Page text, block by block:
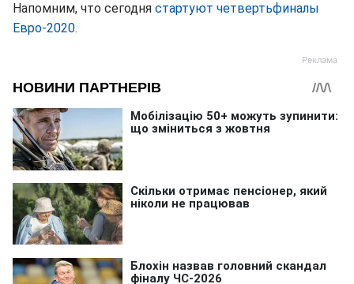
Напомним, что сегодня стартуют четвертьфиналы
Евро-2020.